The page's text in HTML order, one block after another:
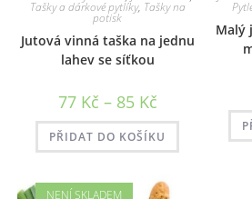
Tašky a dárkové pytlíky, Tašky na
potisk
Jutová vinná taška na jednu
lahev se síťkou
77 Kč – 85 KčRozpětí
cen:
77 Kč
až
85 Kč
PŘIDAT DO KOŠÍKU
Malý
NENÍ SKLADEM